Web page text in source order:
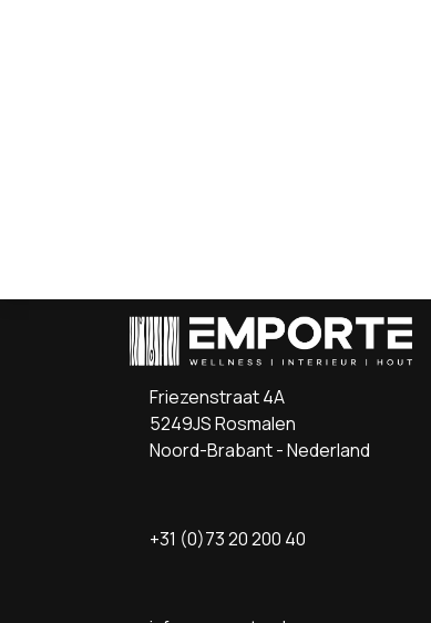
Friezenstraat 4A
5249JS Rosmalen
Noord-Brabant - Nederland
+31 (0)73 20 200 40